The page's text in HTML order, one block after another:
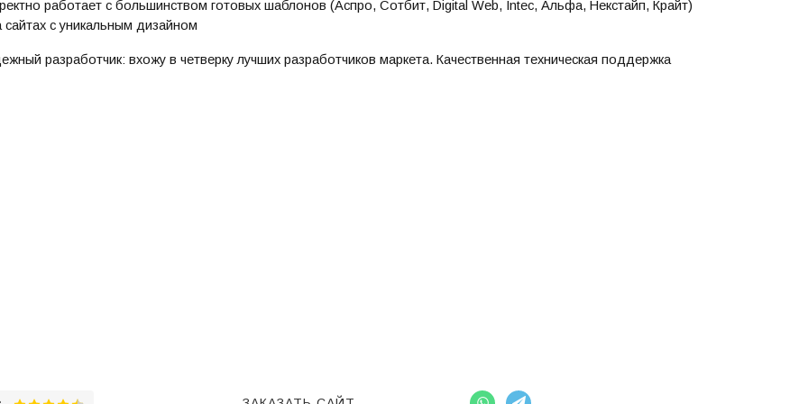
работает с большинством готовых шаблонов (Аспро, Сотбит, Digital Web, Intec, Альфа, Некстайп, Крайт)
сайтах с уникальным дизайном
разработчик: вхожу в четверку лучших разработчиков маркета. Качественная техническая поддержка